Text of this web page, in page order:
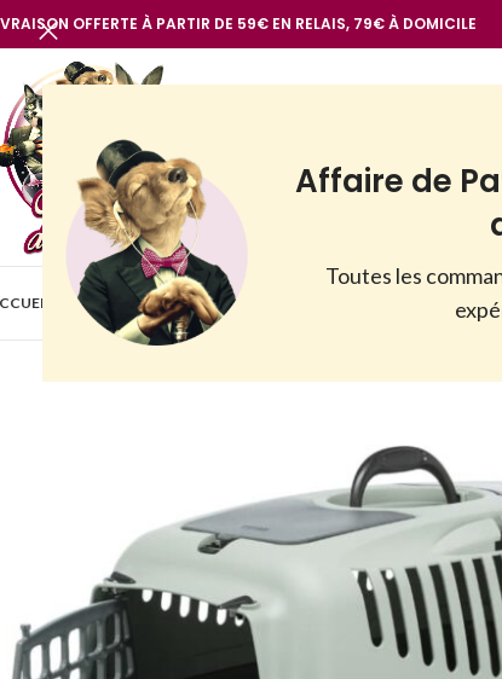
Affaire de
Toutes les
OFFERTE À PARTIR DE 59€ EN RELAIS, 79€ À DOMICILE
VOIR TOUT
BOUTIQUE
NOTRE MARQUE CHATS